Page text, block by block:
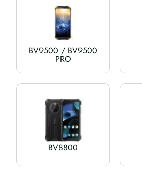
BV9500 / BV9500
PRO
BV8800